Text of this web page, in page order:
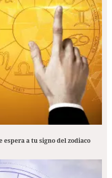
espera a tu signo del zodiaco